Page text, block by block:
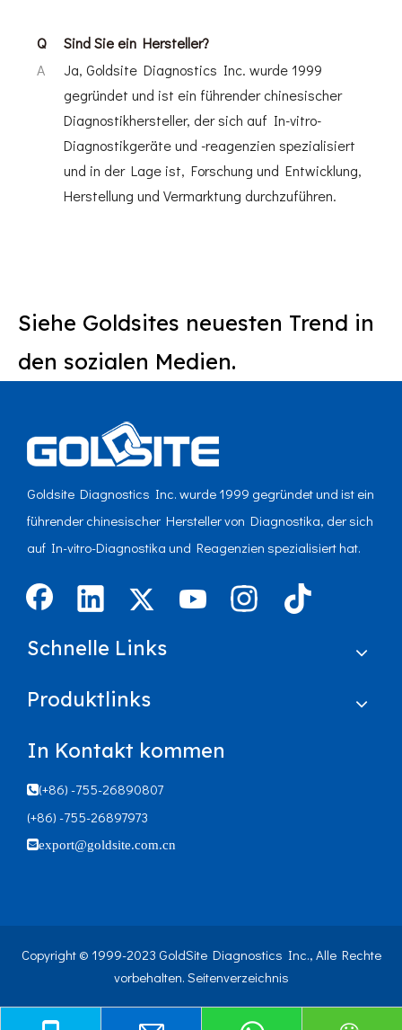
Q
Sind Sie ein Hersteller?
A
Ja, Goldsite Diagnostics Inc. wurde 1999
gegründet und ist ein führender chinesischer
Diagnostikhersteller, der sich auf In-vitro-
Diagnostikgeräte und -reagenzien spezialisiert
und in der Lage ist, Forschung und Entwicklung,
Herstellung und Vermarktung durchzuführen.
Siehe Goldsites neuesten Trend in
den sozialen Medien.
Goldsite Diagnostics Inc. wurde 1999 gegründet und ist ein
führender chinesischer Hersteller von Diagnostika, der sich
auf In-vitro-Diagnostika und Reagenzien spezialisiert hat.
Schnelle Links
Produktlinks
In Kontakt kommen
(+86) -755-26890807
(+86) -755-26897973
export@goldsite.com.cn
Copyright © 1999-2023 GoldSite Diagnostics Inc., Alle Rechte
vorbehalten. Seitenverzeichnis